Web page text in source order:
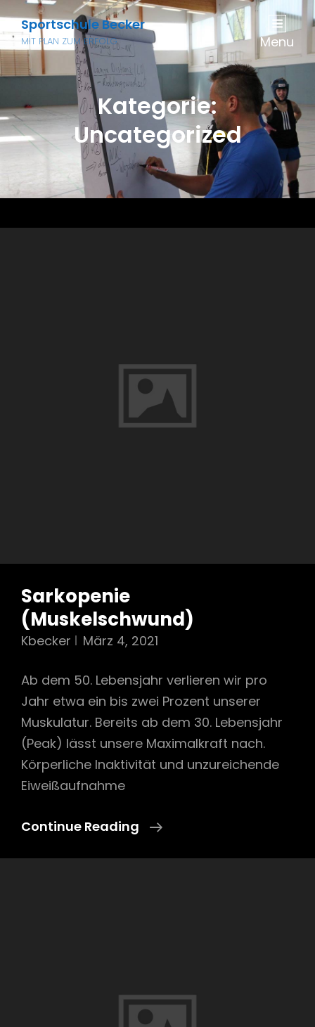
Sportschule Becker
MIT PLAN ZUM ERFOLG Menu
Kategorie:
Uncategorized
Sarkopenie
(Muskelschwund)
Kbecker März 4, 2021
Ab dem 50. Lebensjahr verlieren wir pro
Jahr etwa ein bis zwei Prozent unserer
Muskulatur. Bereits ab dem 30. Lebensjahr
(Peak) lässt unsere Maximalkraft nach.
Körperliche Inaktivität und unzureichende
Eiweißaufnahme
Continue Reading
Sarkopenie